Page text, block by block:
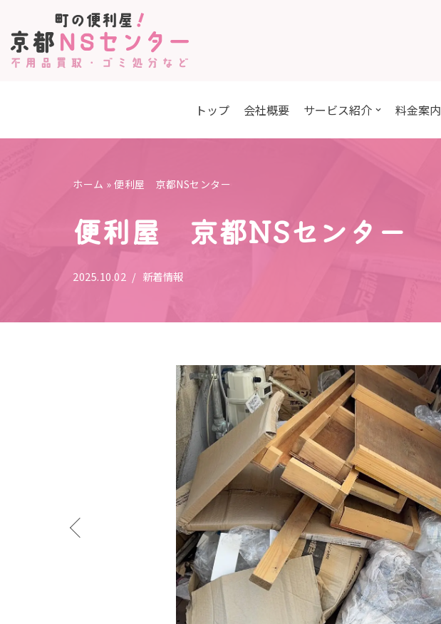
コ
ン
へ
トップ 会社概要 サービス紹介 料金案内
ホーム » 便利屋 京都NSセンター
便利屋 京都NSセンター
2025.10.02 新着情報